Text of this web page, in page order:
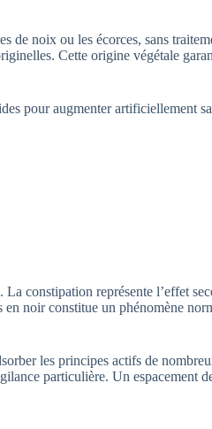
de noix ou les écorces, sans
Cette origine végétale
pour augmenter artificiellement
constipation représente l’effet
noir constitue un phénomène
les principes actifs de
particulière. Un espacement